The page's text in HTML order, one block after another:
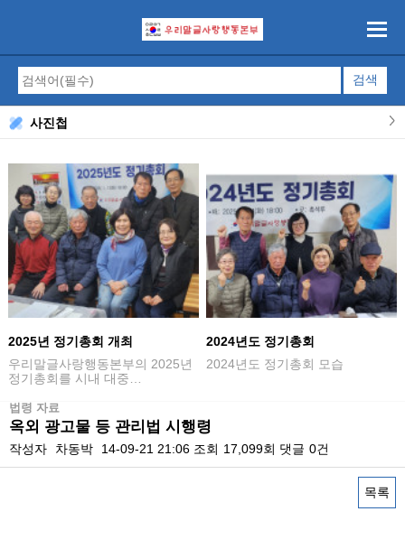
사진첩
2025년 정기총회 개최
우리말글사랑행동본부의 2025년
정기총회를 시내 대중…
2024년도 정기총회
2024년도 정기총회 모습
법령 자료
옥외 광고물 등 관리법 시행령
작성자 차동박 14-09-21 21:06 조회 17,099회 댓글 0건
목록